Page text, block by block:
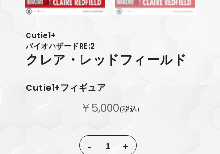
Cutie1+
バイオハザードRE:2
クレア・レッドフィールド
Cutie1+フィギュア
￥5,000(税込)
- +